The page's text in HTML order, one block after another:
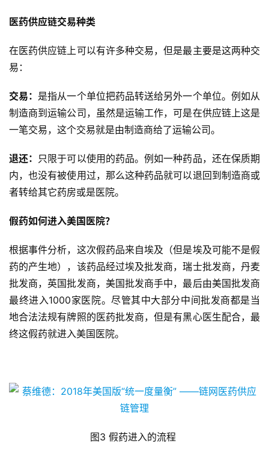
医药供应链交易种类
在医药供应链上可以有许多种交易，但是最主要是这两种交
易：
交易： 是指从一个单位把药品转送给另外一个单位。例如从
制造商到运输公司，虽然是运输工作，可是在供应链上这是
一笔交易，这个交易就是由制造商给了运输公司。
退还： 只限于可以使用的药品。例如一种药品，还在保质期
内，也没有被使用过，那么这种药品就可以退回到制造商或
者转给其它药房或是医院。
假药如何进入美国医院？
根据事件分析，这次假药品来自埃及（但是埃及可能不是假
药的产生地），该药品经过埃及批发商，瑞士批发商，丹麦
批发商，英国批发商，美国批发商手中，最后由美国批发商
最终进入1000家医院。尽管其中大部分中间批发商都是当
地合法法规有牌照的医药批发商，但是有黑心医生配合，最
终这假药就进入美国医院。
图3 假药进入的流程